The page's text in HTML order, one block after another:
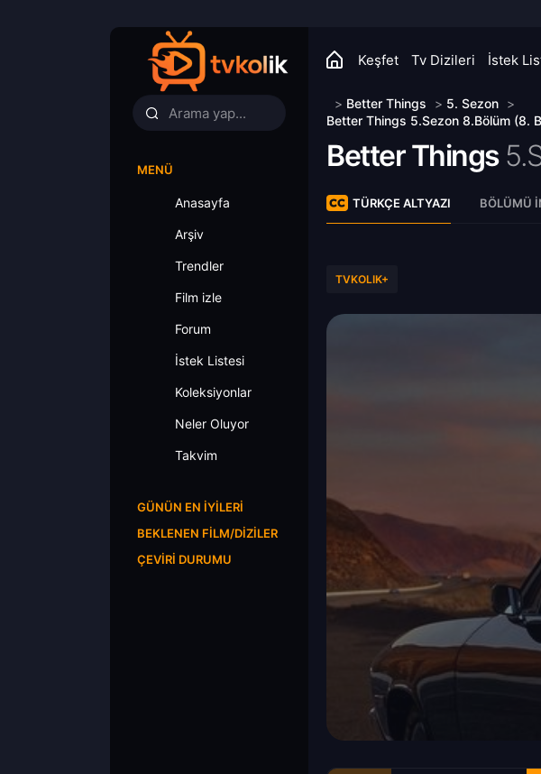
Keşfet Tv Dizileri İstek
MENÜ
Anasayfa
Arşiv
Trendler
Film izle
Forum
İstek Listesi
Koleksiyonlar
Neler Oluyor
Takvim
GÜNÜN EN İYILERI
BEKLENEN FILM/DIZILER
ÇEVIRI DURUMU
> Better Things > 5. Sezon >
Better Things 5.Sezon 8.Bölüm (8.
Better Things
TÜRKÇE ALTYAZI BÖLÜMÜ
TVKOLIK+